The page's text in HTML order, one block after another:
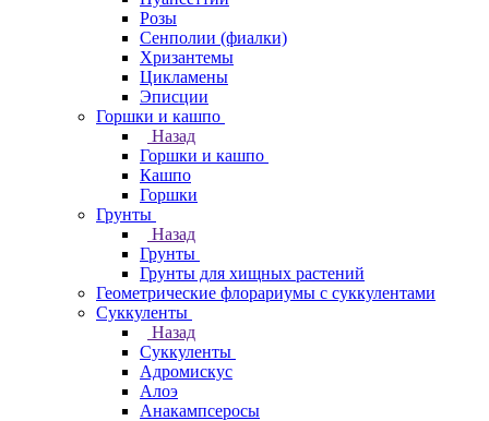
Розы
Сенполии (фиалки)
Хризантемы
Цикламены
Эписции
Горшки и кашпо
Назад
Горшки и кашпо
Кашпо
Горшки
Грунты
Назад
Грунты
Грунты для хищных растений
Геометрические флорариумы с суккулентами
Суккуленты
Назад
Суккуленты
Адромискус
Алоэ
Анакампсеросы